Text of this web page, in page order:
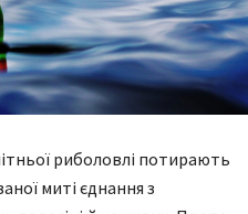
риболовлі потирають
миті єднання з